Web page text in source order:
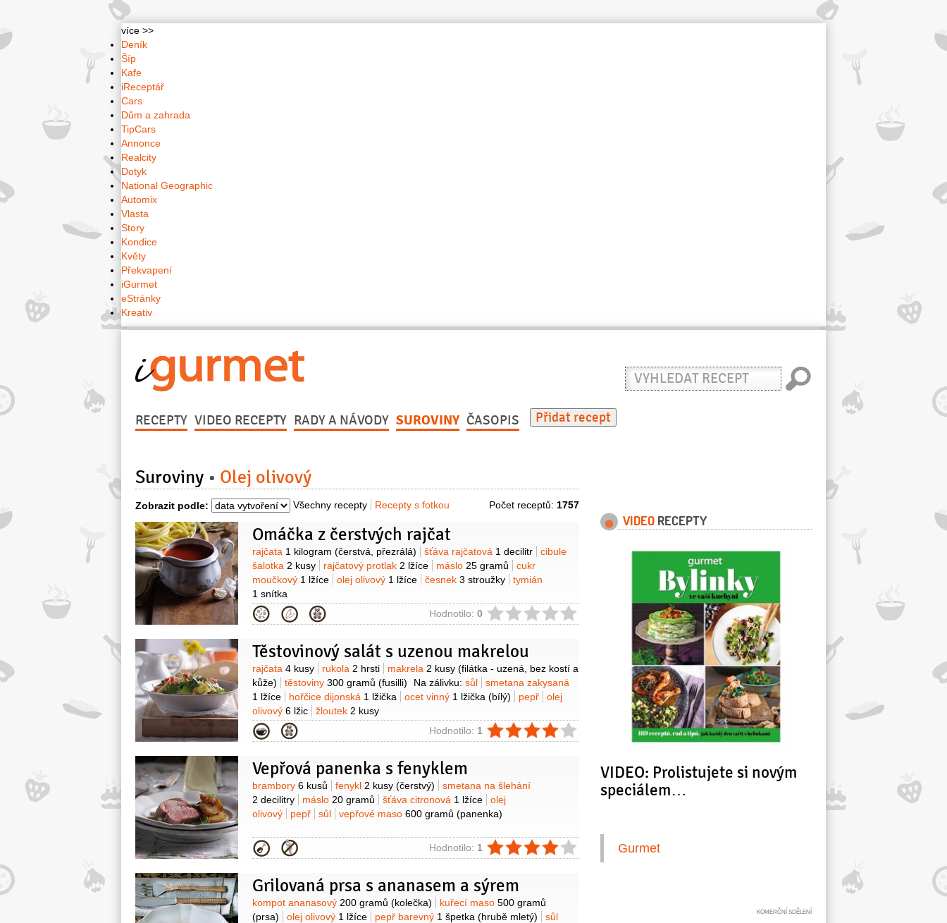
více >>
Deník
Šíp
Kafe
iReceptář
Cars
Dům a zahrada
TipCars
Annonce
Realcity
Dotyk
National Geographic
Automix
Vlasta
Story
Kondice
Květy
Překvapení
iGurmet
eStránky
Kreativ
Vyhledat
recept
RECEPTY VIDEO RECEPTY RADY A NÁVODY SUROVINY ČASOPIS Přidat recept
Suroviny Olej olivový
Zobrazit podle: Všechny recepty Recepty s fotkou Počet receptů: 1757
Omáčka z čerstvých rajčat
Suroviny
rajčata 1 kilogram (čerstvá, přezrálá) šťáva rajčatová 1 decilitr
cibule
šalotka 2 kusy rajčatový protlak 2 lžíce máslo 25 gramů
cukr
moučkový 1 lžíce olej olivový 1 lžíce česnek 3 stroužky
tymián
1 snítka
Kategorie Hodnotilo: 0
Těstovinový salát s uzenou makrelou
Suroviny
rajčata 4 kusy rukola 2 hrsti makrela 2 kusy (filátka - uzená, bez kostí a
kůže)
těstoviny 300 gramů (fusilli) Na zálivku: sůl
smetana zakysaná
1 lžíce
hořčice dijonská 1 lžička ocet vinný 1 lžička (bílý) pepř
olej
olivový 6 lžic žloutek 2 kusy
Kategorie Hodnotilo: 1
Vepřová panenka s fenyklem
Suroviny
brambory 6 kusů fenykl 2 kusy (čerstvý)
smetana na šlehání
2 decilitry
máslo 20 gramů šťáva citronová 1 lžíce
olej
olivový
pepř sůl vepřové maso 600 gramů (panenka)
Kategorie Hodnotilo: 1
Grilovaná prsa s ananasem a sýrem
Suroviny
kompot ananasový 200 gramů (kolečka) kuřecí maso 500 gramů
(prsa)
olej olivový 1 lžíce pepř barevný 1 špetka (hrubě mletý)
sůl
VIDEO RECEPTY
VIDEO: Prolistujete si novým
speciálem…
Gurmet